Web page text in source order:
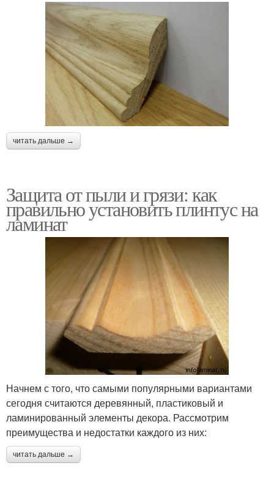
читать дальше →
Защита от пыли и грязи: как
правильно установить плинтус на
ламинат
Начнем с того, что самыми популярными вариантами
сегодня считаются деревянный, пластиковый и
ламинированный элементы декора. Рассмотрим
преимущества и недостатки каждого из них:
читать дальше →